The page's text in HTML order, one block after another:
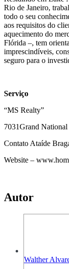
Rio de Janeiro,
todo o seu
aos requisitos do
aquecimento do
Flórida –, tem
imprescindíveis,
seguro para o
Serviço
“MS Realty”
7031Grand
Contato Ataíde
Website –
Autor
Walther